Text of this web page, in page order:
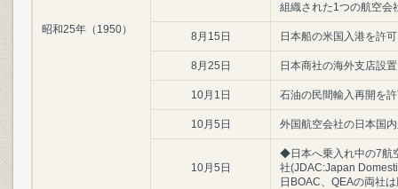
昭和25年（1950）
組織された1つの航空会
8月15日 日本船の米国入港を許可
8月25日 日本商社の海外支店設
10月1日 石油の民間輸入再開を
10月5日 外国航空会社の日本国
10月5日
◆日本へ乗入れ中の7航
社(JDAC:Japan
日BOAC、QEAの両社